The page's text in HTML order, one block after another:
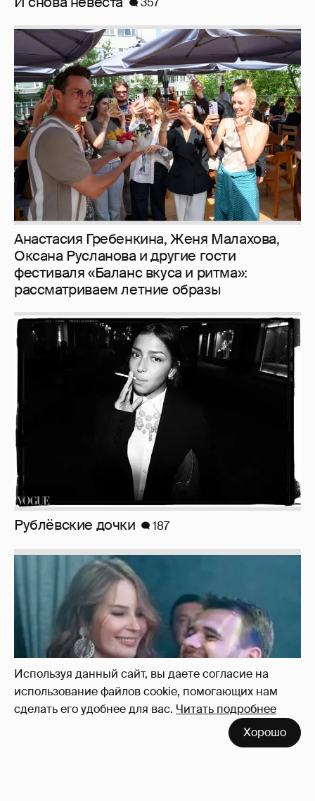
Используя данный сайт, вы даете согласие на
использование файлов cookie, помогающих нам
сделать его удобнее для вас. Читать подробнее
Хорошо
Анастасия Гребенкина, Женя Малахова,
Оксана Русланова и другие гости
фестиваля «Баланс вкуса и ритма»:
рассматриваем летние образы
Рублёвские дочки 187
Неужели правда?